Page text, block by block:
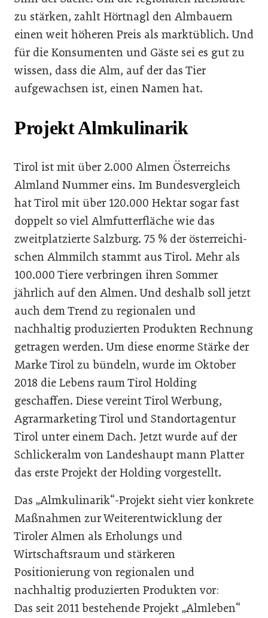
zu stärken, zahlt Hörtnagl den Almbauern
einen weit höheren Preis als marktüblich. Und
für die Konsumenten und Gäste sei es gut zu
wissen, dass die Alm, auf der das Tier
aufgewachsen ist, einen Namen hat.
Projekt Almkulinarik
Tirol ist mit über 2.000 Al­men Österreichs
Almland Num­mer eins. Im Bundesvergleich
hat Tirol mit über 120.000 Hektar sogar fast
doppelt so viel Almfut­terfläche wie das
zweitplatzierte Salzburg. 75 % der österreichi­
schen Almmilch stammt aus Tirol. Mehr als
100.000 Tiere ver­bringen ihren Sommer
jährlich auf den Almen. Und deshalb soll jetzt
auch dem Trend zu regiona­len und
nachhaltig produzierten Produkten Rechnung
getragen werden. Um diese enorme Stärke der
Marke Tirol zu bündeln, wur­de im Oktober
2018 die Lebens­ raum Tirol Holding
geschaffen. Diese vereint Tirol Werbung,
Agrarmarketing Tirol und Standortagentur
Tirol unter ei­nem Dach. Jetzt wurde auf der
Schlickeralm von Landeshaupt­ mann Platter
das erste Projekt der Holding vorgestellt.
Das „Almkulinarik“­-Projekt sieht vier konkrete
Maßnah­men zur Weiterentwicklung der
Tiroler Almen als Erholungs­ und
Wirtschaftsraum und stär­keren
Positionierung von regi­onalen und
nachhaltig produ­zierten Produkten vor:
Das seit 2011 bestehende Projekt „Almleben“